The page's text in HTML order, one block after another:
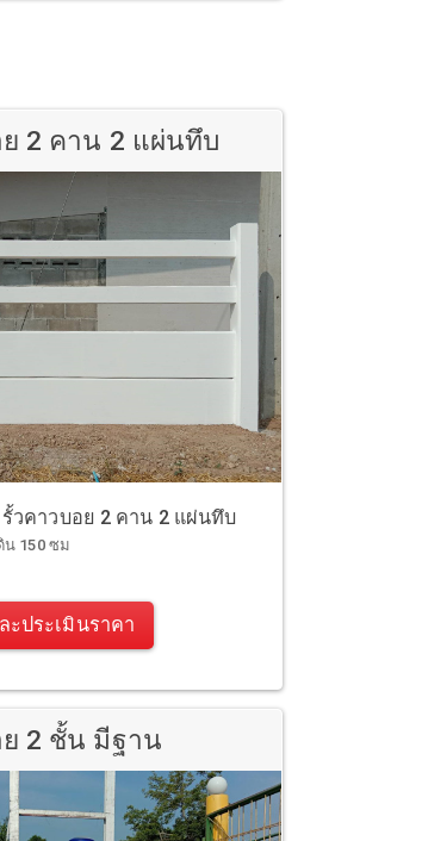
2 คาน 2 แผ่นทึบ
รั้วคาวบอย 2 คาน 2 แผ่นทึบ
150 ซม
ะประเมินราคา
2 ชั้น มีฐาน